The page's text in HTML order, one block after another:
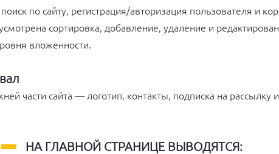
поиск по сайту, регистрация/авторизация пользователя и
сортировка, добавление, удаление и
вложенности.
части сайта — логотип, контакты, подписка на рассылку
НА ГЛАВНОЙ СТРАНИЦЕ ВЫВОДЯТСЯ: